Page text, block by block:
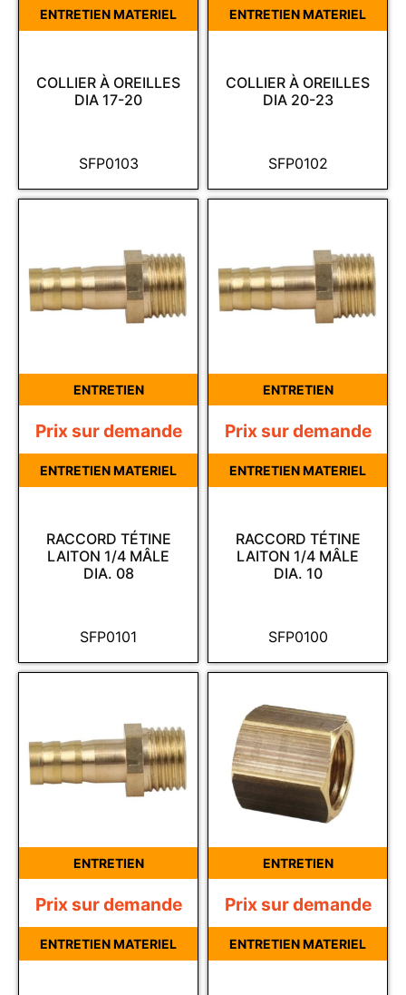
SFP0103
COLLIER À OREILLES
DIA 17-20
ENTRETIEN MATERIEL
SFP0102
COLLIER À OREILLES
DIA 20-23
ENTRETIEN MATERIEL
ENTRETIEN
SFP0101
RACCORD TÉTINE
LAITON 1/4 MÂLE
DIA. 08
Prix sur demande
ENTRETIEN MATERIEL
ENTRETIEN
SFP0100
RACCORD TÉTINE
LAITON 1/4 MÂLE
DIA. 10
Prix sur demande
ENTRETIEN MATERIEL
ENTRETIEN
Prix sur demande
ENTRETIEN MATERIEL
ENTRETIEN
Prix sur demande
ENTRETIEN MATERIEL